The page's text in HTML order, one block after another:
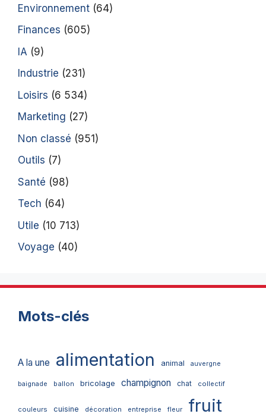
Environnement (64)
Finances (605)
IA (9)
Industrie (231)
Loisirs (6 534)
Marketing (27)
Non classé (951)
Outils (7)
Santé (98)
Tech (64)
Utile (10 713)
Voyage (40)
Mots-clés
A la une alimentation animal auvergne
baignade ballon bricolage champignon chat collectif
couleurs cuisine décoration entreprise fleur fruit